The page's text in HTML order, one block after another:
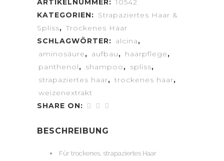
ARTIKELNUMMER: 10542
KATEGORIEN: Strapaziertes Haar &
Spliss, Trockenes Haar
SCHLAGWÖRTER: alcina,
aminosäure, aufbau, haarpflege,
panthenol, shampoo, spliss,
strapaziertes haar, trockenes haar,
weizenextrakt
SHARE ON:
BESCHREIBUNG
Für trockenes, strapaziertes Haar